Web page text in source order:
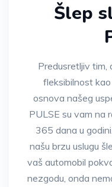
Šlep
Predusretljiv
fleksibilnost
osnova našeg
PULSE su vam na
365 dana u
našu brzu uslugu
vaš automobil
nezgodu, onda